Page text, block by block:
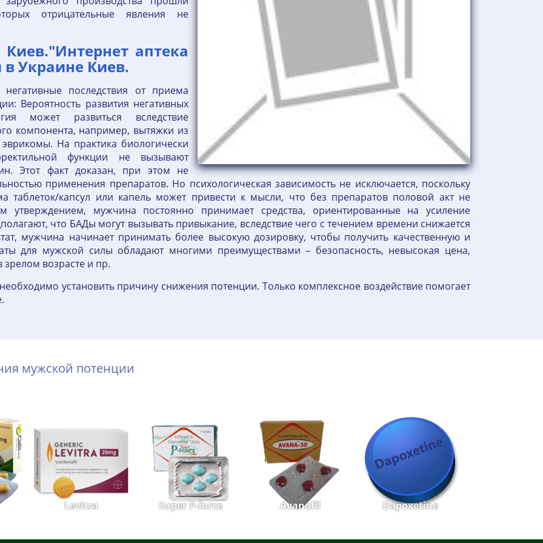
отрицательные явления не
аптека
Украине Киев.
последствия от приема
Вероятность развития негативных
может развиться вследствие
компонента, например, вытяжки из
На практика биологически
функции не вызывают
Этот факт доказан, при этом не
применения препаратов. Но психологическая зависимость не исключается, поскольку
таблеток/капсул или капель может привести к мысли, что без препаратов половой акт не
утверждением, мужчина постоянно принимает средства, ориентированные на усиление
что БАДы могут вызывать привыкание, вследствие чего с течением времени снижается
мужчина начинает принимать более высокую дозировку, чтобы получить качественную и
для мужской силы обладают многими преимуществами – безопасность, невысокая цена,
возрасте и пр.
установить причину снижения потенции. Только комплексное воздействие помогает
мужской потенции
Levitra Super P-force Avanafil Dapoxetine